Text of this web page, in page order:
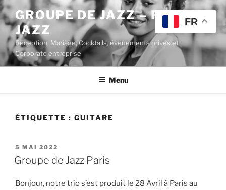
Aller
au
contenu
principal
GROUPE DE JAZZ – POP
JAZZ
Réception, Mariage, Cocktails, évenements privés et
Corporate entreprise
Menu
ÉTIQUETTE : GUITARE
PUBLIÉ
LE
5 MAI 2022
Groupe de Jazz Paris
Bonjour, notre trio s’est produit le 28 Avril à Paris au
FR